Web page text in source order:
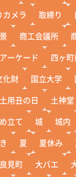
カメラ 取締り
商工会議所
ーケード 四ヶ
化財 国立大学
土用丑の日 土神堂
立て 城 城内
夏 夏休み
見町 大バエ